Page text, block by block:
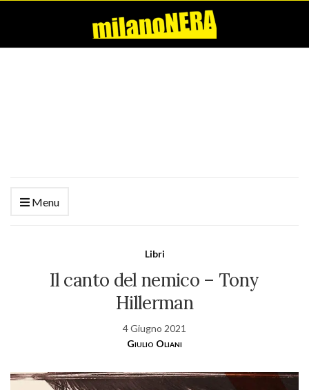
Menu
Libri
Il canto del nemico – Tony
Hillerman
4 Giugno 2021
Giulio Oliani